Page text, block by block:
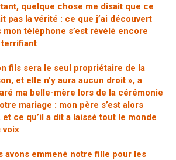
quelque chose me disait que ce
pas la vérité : ce que j’ai découvert
mon téléphone s’est révélé encore
terrifiant
fils sera le seul propriétaire de la
et elle n’y aura aucun droit », a
ma belle-mère lors de la cérémonie
mariage : mon père s’est alors
et ce qu’il a dit a laissé tout le monde
voix
avons emmené notre fille pour les